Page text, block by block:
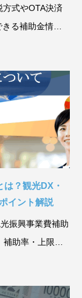
式やOTA決済
る補助金情報
は？観光DX・
イント解説
振興事業費補助
補助率・上限